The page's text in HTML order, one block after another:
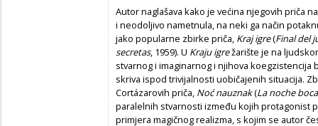
Autor naglašava kako je većina njegovih priča
i neodoljivo nametnula, na neki ga način
jako popularne zbirke priča, Kraj igre(Final del
secretas, 1959). U Kraju igrežarište je na
stvarnog i imaginarnog i njihova
skriva ispod trivijalnosti uobičajenih situacija.
Cortázarovih priča, Noć nauznak(La noche
paralelnih stvarnosti između kojih protagonist
primjera magičnog realizma, s kojim se autor